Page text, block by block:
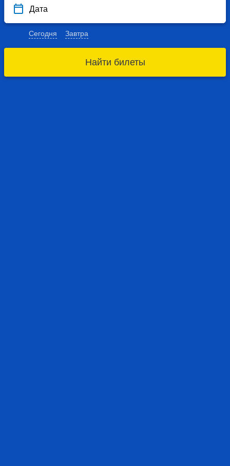
Дата
Сегодня Завтра
Найти билеты